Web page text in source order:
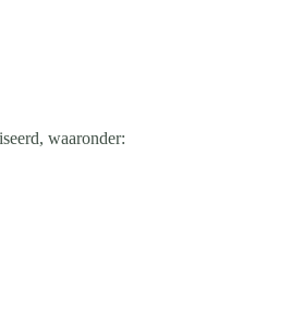
waaronder: